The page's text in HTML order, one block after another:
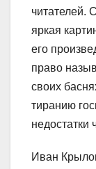
читателей.
яркая
его
право
своих
тиранию
недостатки
Иван